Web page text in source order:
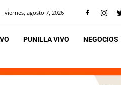
viernes, agosto 7, 2026
PUNILLA VIVO NEGOCIOS